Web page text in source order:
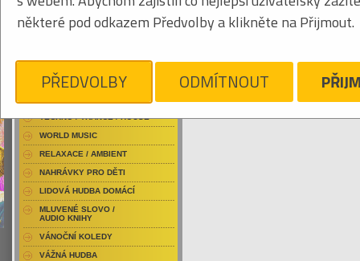
ROCK/POP DOMÁCÍ
Je nám líto, ale pro daný žánr/kategorii
RAP / HIP HOP DOMÁCÍ
RAP / HIP HOP ZAHRANIČNÍ
DVD / HUDBA
PUNK / HARDCORE
TECHNO / TRANCE / HOUSE
WORLD MUSIC
RELAXACE / AMBIENT
NAHRÁVKY PRO DĚTI
LIDOVÁ HUDBA DOMÁCÍ
MLUVENÉ SLOVO /
AUDIO KNIHY
VÁNOČNÍ KOLEDY
VÁŽNÁ HUDBA
některé pod odkazem Předvolby a klikněte na Přijmout.
PŘEDVOLBY ODMÍTNOUT